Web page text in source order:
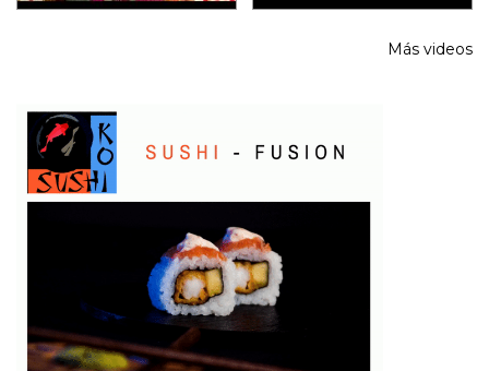
Más videos